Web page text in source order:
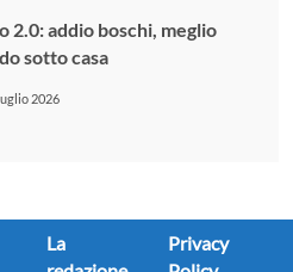
2.0: addio boschi, meglio
sotto casa
2026
La
Privacy